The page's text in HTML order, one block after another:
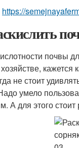
https://
почвы
кажется
не стоит
умело
А для этого стоит